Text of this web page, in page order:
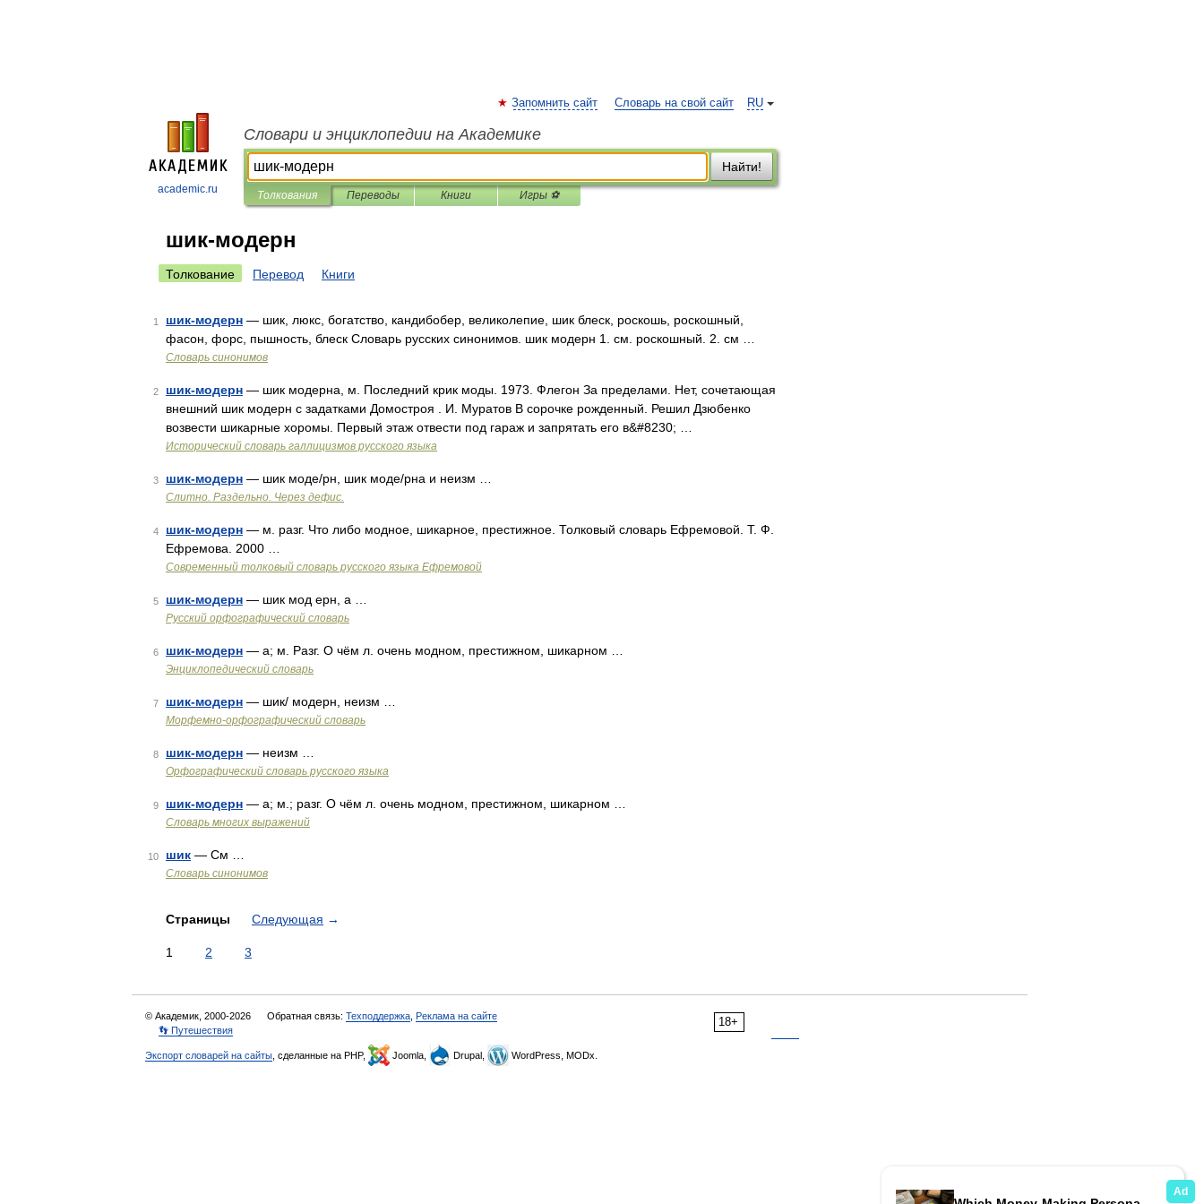
academic.ru
RU
Запомнить сайт Словарь на свой сайт
Словари и энциклопедии на Академике
Найти!
Толкования Переводы Книги Игры ⚽
шик-модерн
Толкование Перевод Книги
1 шик-модерн — шик, люкс, богатство, кандибобер, великолепие, шик блеск, роскошь, роскошный,
фасон, форс, пышность, блеск Словарь русских синонимов. шик модерн 1. см. роскошный. 2. см …
Словарь синонимов
2 шик-модерн — шик модерна, м. Последний крик моды. 1973. Флегон За пределами. Нет, сочетающая
внешний шик модерн с задатками Домостроя . И. Муратов В сорочке рожденный. Решил Дзюбенко
возвести шикарные хоромы. Первый этаж отвести под гараж и запрятать его в&#8230; …
Исторический словарь галлицизмов русского языка
3 шик-модерн — шик моде/рн, шик моде/рна и неизм …
Слитно. Раздельно. Через дефис.
4 шик-модерн — м. разг. Что либо модное, шикарное, престижное. Толковый словарь Ефремовой. Т. Ф.
Ефремова. 2000 …
Современный толковый словарь русского языка Ефремовой
5 шик-модерн — шик мод ерн, а …
Русский орфографический словарь
6 шик-модерн — а; м. Разг. О чём л. очень модном, престижном, шикарном …
Энциклопедический словарь
7 шик-модерн — шик/ модерн, неизм …
Морфемно-орфографический словарь
8 шик-модерн — неизм …
Орфографический словарь русского языка
9 шик-модерн — а; м.; разг. О чём л. очень модном, престижном, шикарном …
Словарь многих выражений
10 шик — См …
Словарь синонимов
Страницы Следующая →
1 2 3
18+
© Академик, 2000-2026 Обратная связь: Техподдержка Реклама на сайте
👣 Путешествия
Экспорт словарей на сайты , сделанные на PHP, Joomla, Drupal, WordPress, MODx.